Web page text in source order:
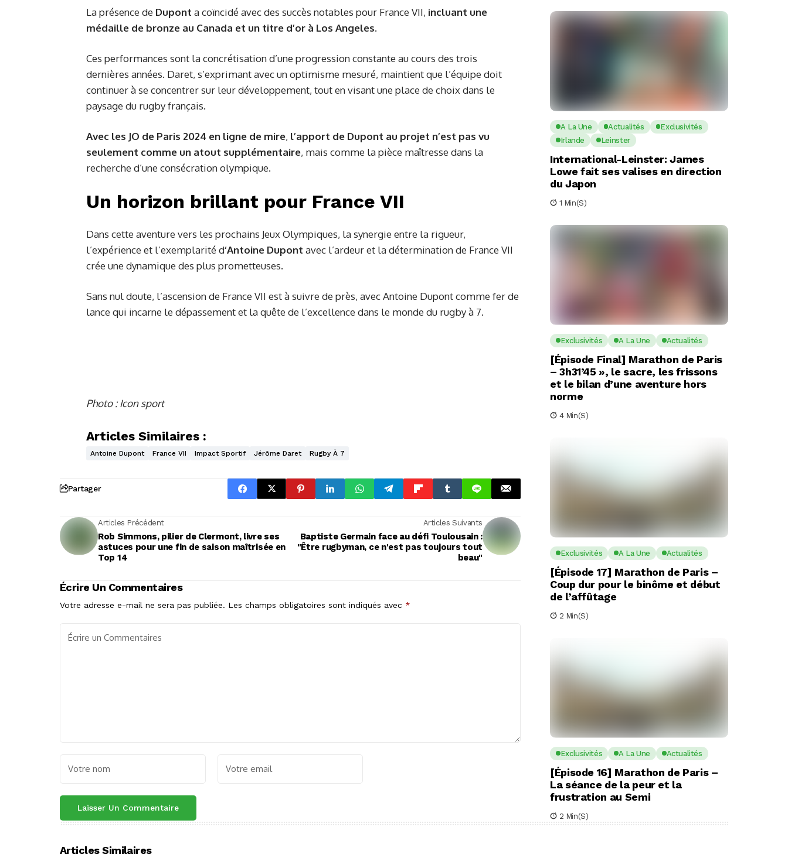
La présence de Dupont a coïncidé avec des succès notables pour France VII, incluant une
médaille de bronze au Canada et un titre d’or à Los Angeles.
Ces performances sont la concrétisation d’une progression constante au cours des trois
dernières années. Daret, s’exprimant avec un optimisme mesuré, maintient que l’équipe doit
continuer à se concentrer sur leur développement, tout en visant une place de choix dans le
paysage du rugby français.
Avec les JO de Paris 2024 en ligne de mire, l’apport de Dupont au projet n’est pas vu
seulement comme un atout supplémentaire, mais comme la pièce maîtresse dans la
recherche d’une consécration olympique.
Un horizon brillant pour France VII
Dans cette aventure vers les prochains Jeux Olympiques, la synergie entre la rigueur,
l’expérience et l’exemplarité d‘Antoine Dupont avec l’ardeur et la détermination de France VII
crée une dynamique des plus prometteuses.
Sans nul doute, l’ascension de France VII est à suivre de près, avec Antoine Dupont comme fer de
lance qui incarne le dépassement et la quête de l’excellence dans le monde du rugby à 7.
Photo : Icon sport
Articles Similaires :
Antoine Dupont France VII Impact Sportif Jérôme Daret Rugby À 7
Partager
Articles Précédent
Rob Simmons, pilier de Clermont, livre ses
astuces pour une fin de saison maîtrisée en
Top 14
Articles Suivants
Baptiste Germain face au défi Toulousain :
"Être rugbyman, ce n'est pas toujours tout
beau"
Écrire Un Commentaires
Votre adresse e-mail ne sera pas publiée. Les champs obligatoires sont indiqués avec *
A La Une Actualités
Exclusivités
Irlande
Leinster
International-Leinster: James
Lowe fait ses valises en direction
du Japon
1 Min(s)
Exclusivités A La Une Actualités
[Épisode Final] Marathon de Paris
– 3h31’45 », le sacre, les frissons
et le bilan d’une aventure hors
norme
4 Min(s)
Exclusivités A La Une Actualités
[Épisode 17] Marathon de Paris –
Coup dur pour le binôme et début
de l’affûtage
2 Min(s)
Exclusivités A La Une Actualités
[Épisode 16] Marathon de Paris –
La séance de la peur et la
frustration au Semi
2 Min(s)
Articles Similaires